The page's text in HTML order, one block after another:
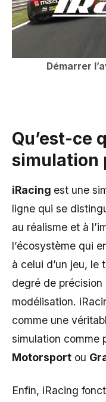
Démarrer
Qu’est-ce
simulation
iRacing est une
ligne qui se
au réalisme et à
l’écosystème qui
à celui d’un jeu,
degré de
modélisation.
comme une
simulation comme
Motorsport ou
Enfin, iRacing